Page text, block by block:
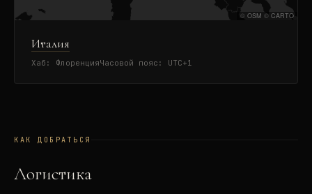
© OSM © CARTO
Италия
Хаб: ФлоренцияЧасовой пояс: UTC+1
КАК ДОБРАТЬСЯ
Логистика